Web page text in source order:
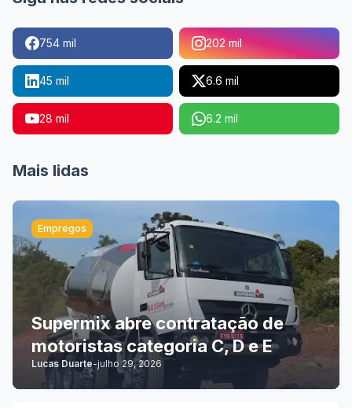
754 mil 202 mil
45 mil 6.6 mil
28 mil 6.2 mil
Mais lidas
Empregos
Supermix abre contratação de
motoristas categoria C, D e E
Lucas Duarte-julho 29, 2026